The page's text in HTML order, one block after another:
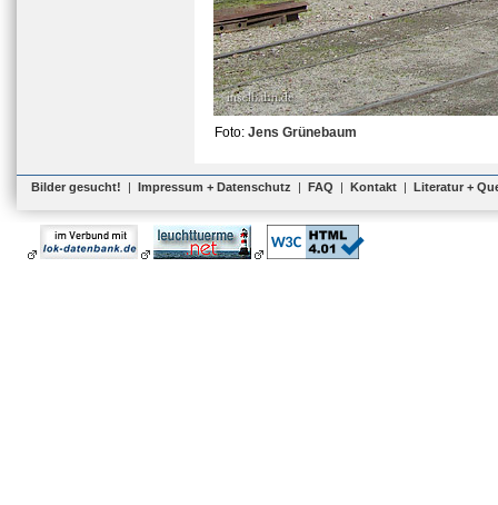
Foto: Jens Grünebaum
Bilder gesucht! | Impressum + Datenschutz | FAQ | Kontakt | Literatur +